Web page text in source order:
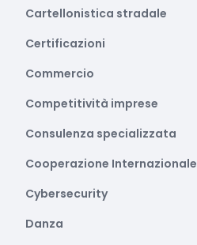
Cartellonistica stradale
Certificazioni
Commercio
Competitività imprese
Consulenza specializzata
Cooperazione Internazionale
Cybersecurity
Danza